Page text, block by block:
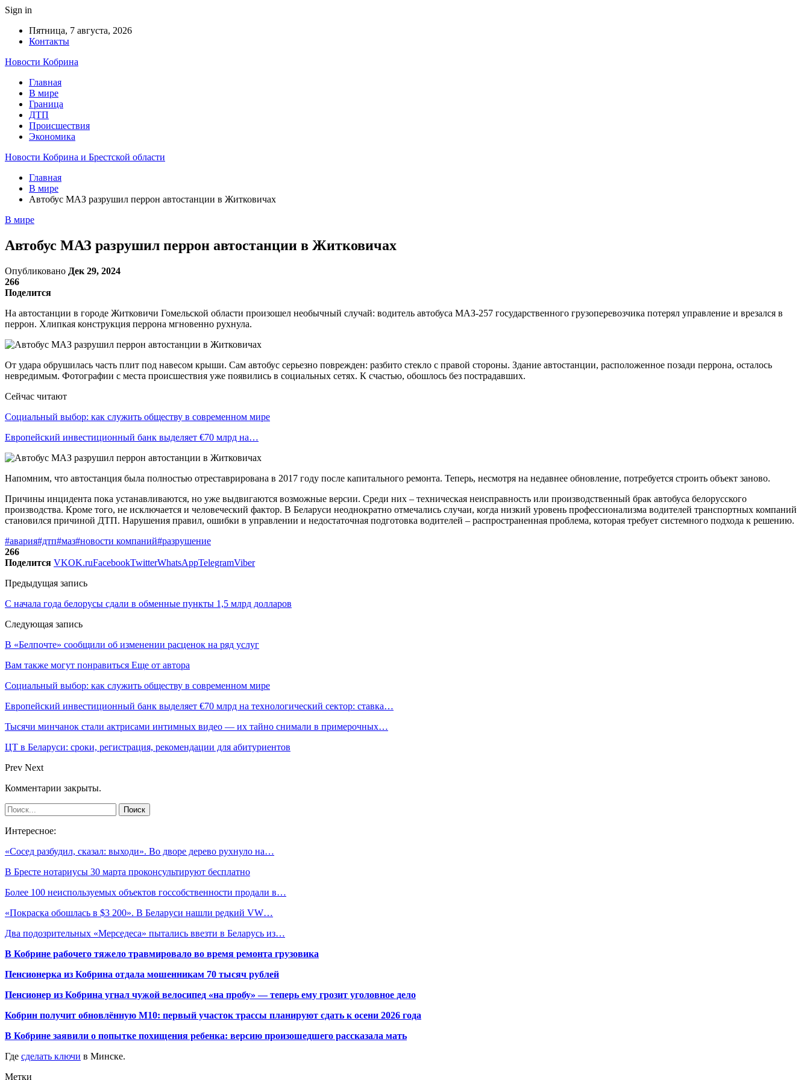
Sign in
Пятница, 7 августа, 2026
Контакты
Новости Кобрина
Главная
В мире
Граница
ДТП
Происшествия
Экономика
Новости Кобрина и Брестской области
Главная
В мире
Автобус МАЗ разрушил перрон автостанции в Житковичах
В мире
Автобус МАЗ разрушил перрон автостанции в Житковичах
Опубликовано Дек 29, 2024
266
Поделится
На автостанции в городе Житковичи Гомельской области произошел необычный случай: водитель автобуса МАЗ-257 государственного грузоперевозчика потерял управление и врезался в
перрон. Хлипкая конструкция перрона мгновенно рухнула.
От удара обрушилась часть плит под навесом крыши. Сам автобус серьезно поврежден: разбито стекло с правой стороны. Здание автостанции, расположенное позади перрона, осталось
невредимым. Фотографии с места происшествия уже появились в социальных сетях. К счастью, обошлось без пострадавших.
Сейчас читают
Социальный выбор: как служить обществу в современном мире
Европейский инвестиционный банк выделяет €70 млрд на…
Напомним, что автостанция была полностью отреставрирована в 2017 году после капитального ремонта. Теперь, несмотря на недавнее обновление, потребуется строить объект заново.
Причины инцидента пока устанавливаются, но уже выдвигаются возможные версии. Среди них – техническая неисправность или производственный брак автобуса белорусского
производства. Кроме того, не исключается и человеческий фактор. В Беларуси неоднократно отмечались случаи, когда низкий уровень профессионализма водителей транспортных компаний
становился причиной ДТП. Нарушения правил, ошибки в управлении и недостаточная подготовка водителей – распространенная проблема, которая требует системного подхода к решению.
#авария#дтп#маз#новости компаний#разрушение
266
Поделится VKOK.ruFacebookTwitterWhatsAppTelegramViber
Предыдущая запись
С начала года белорусы сдали в обменные пункты 1,5 млрд долларов
Следующая запись
В «Белпочте» сообщили об изменении расценок на ряд услуг
Вам также могут понравиться Еще от автора
Социальный выбор: как служить обществу в современном мире
Европейский инвестиционный банк выделяет €70 млрд на технологический сектор: ставка…
Тысячи минчанок стали актрисами интимных видео — их тайно снимали в примерочных…
ЦТ в Беларуси: сроки, регистрация, рекомендации для абитуриентов
Prev Next
Комментарии закрыты.
Интересное:
«Сосед разбудил, сказал: выходи». Во дворе дерево рухнуло на…
В Бресте нотариусы 30 марта проконсультируют бесплатно
Более 100 неиспользуемых объектов госсобственности продали в…
«Покраска обошлась в $3 200». В Беларуси нашли редкий VW…
Два подозрительных «Мерседеса» пытались ввезти в Беларусь из…
В Кобрине рабочего тяжело травмировало во время ремонта грузовика
Пенсионерка из Кобрина отдала мошенникам 70 тысяч рублей
Пенсионер из Кобрина угнал чужой велосипед «на пробу» — теперь ему грозит уголовное дело
Кобрин получит обновлённую М10: первый участок трассы планируют сдать к осени 2026 года
В Кобрине заявили о попытке похищения ребенка: версию произошедшего рассказала мать
Где сделать ключи в Минске.
Метки